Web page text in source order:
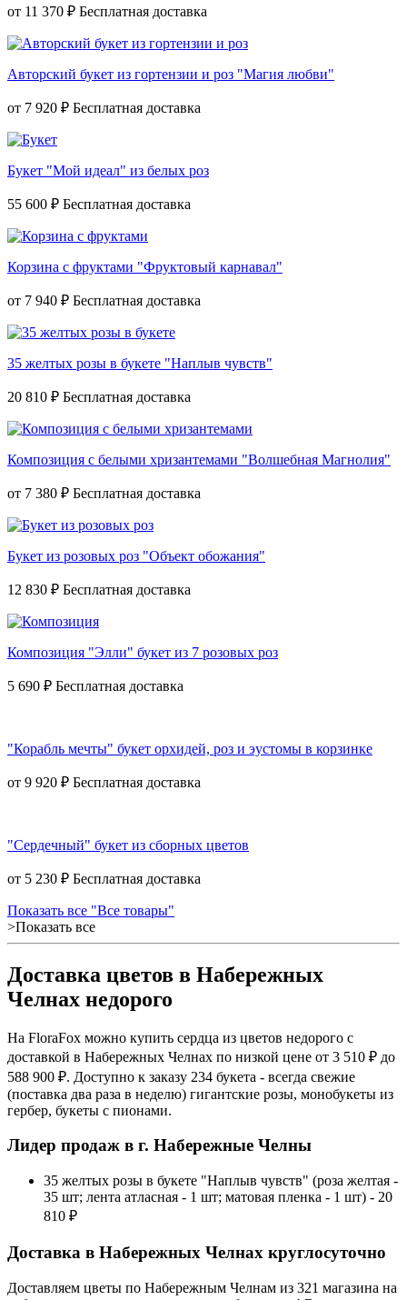
от 11 370 ₽
Авторский букет из гортензии и роз "Магия любви"
от 7 920 ₽
Букет "Мой идеал" из белых роз
55 600 ₽
Корзина с фруктами "Фруктовый карнавал"
от 7 940 ₽
35 желтых розы в букете "Наплыв чувств"
20 810 ₽
Композиция с белыми хризантемами "Волшебная Магнолия"
от 7 380 ₽
Букет из розовых роз "Объект обожания"
12 830 ₽
Композиция "Элли" букет из 7 розовых роз
5 690 ₽
"Корабль мечты" букет орхидей, роз и эустомы в корзинке
от 9 920 ₽
"Сердечный" букет из сборных цветов
от 5 230 ₽
Показать все "Все товары"
>Показать все
Доставка цветов в Набережных
Челнах недорого
На FloraFox можно купить сердца из цветов недорого с
доставкой в Набережных Челнах по низкой цене от 3 510 ₽ до
588 900 ₽. Доступно к заказу 234 букета - всегда свежие
(поставка два раза в неделю) гигантские розы, монобукеты из
гербер, букеты с пионами.
Лидер продаж в г. Набережные Челны
35 желтых розы в букете "Наплыв чувств" (роза желтая -
35 шт; лента атласная - 1 шт; матовая пленка - 1 шт) - 20
810 ₽
Доставка в Набережных Челнах круглосуточно
Доставляем цветы по Набережным Челнам из 321 магазина на